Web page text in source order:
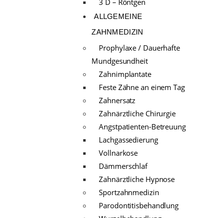
3 D – Röntgen
ALLGEMEINE
ZAHNMEDIZIN
Prophylaxe / Dauerhafte
Mundgesundheit
Zahnimplantate
Feste Zähne an einem Tag
Zahnersatz
Zahnärztliche Chirurgie
Angstpatienten-Betreuung
Lachgassedierung
Vollnarkose
Dämmerschlaf
Zahnärztliche Hypnose
Sportzahnmedizin
Parodontitisbehandlung